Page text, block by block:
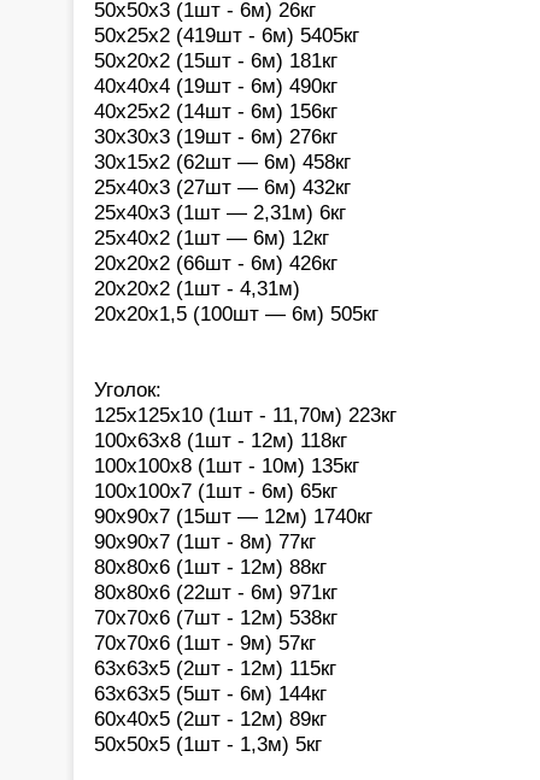
50х50х3 (1шт - 6м) 26кг
50х25х2 (419шт - 6м) 5405кг
50х20х2 (15шт - 6м) 181кг
40х40х4 (19шт - 6м) 490кг
40х25х2 (14шт - 6м) 156кг
30х30х3 (19шт - 6м) 276кг
30х15х2 (62шт — 6м) 458кг
25х40х3 (27шт — 6м) 432кг
25х40х3 (1шт — 2,31м) 6кг
25х40х2 (1шт — 6м) 12кг
20х20х2 (66шт - 6м) 426кг
20х20х2 (1шт - 4,31м)
20х20х1,5 (100шт — 6м) 505кг
Уголок:
125х125х10 (1шт - 11,70м) 223кг
100х63х8 (1шт - 12м) 118кг
100х100х8 (1шт - 10м) 135кг
100х100х7 (1шт - 6м) 65кг
90х90х7 (15шт — 12м) 1740кг
90х90х7 (1шт - 8м) 77кг
80х80х6 (1шт - 12м) 88кг
80х80х6 (22шт - 6м) 971кг
70х70х6 (7шт - 12м) 538кг
70х70х6 (1шт - 9м) 57кг
63х63х5 (2шт - 12м) 115кг
63х63х5 (5шт - 6м) 144кг
60х40х5 (2шт - 12м) 89кг
50х50х5 (1шт - 1,3м) 5кг